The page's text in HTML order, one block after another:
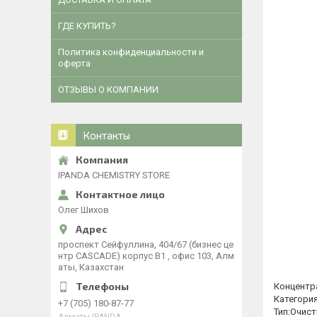
ГДЕ КУПИТЬ?
Политика конфиденциальности и
оферта
ОТЗЫВЫ О КОМПАНИИ
Контакты
IPANDA CHEMISTRY STORE
Олег Шихов
​проспект Сейфуллина, 404/67 (бизнес це
нтр CASCADE) корпус В1 , офис 103, Алм
аты, Казахстан
+7 (705) 180-87-77